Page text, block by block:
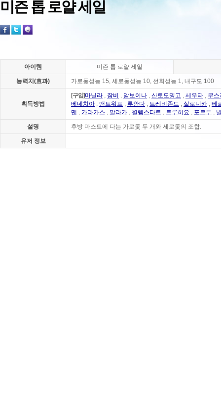
미즌 톱 로얄 세일
아이템 미즌 톱 로얄 세일
능력치(효과) 가로돛성능 15, 세로돛성능 10, 선회성능 1, 내구도 100
획득방법
[구입]마닐라 , 잠비 , 암보이나 , 산토도밍고 , 세우타 , 무스
베네치아 , 앤트워프 , 루안다 , 트레비존드 , 살로니카 , 베
맨 , 카라카스 , 말라카 , 윌렘스타트 , 트루히요 , 포르투 ,
설명 후방 마스트에 다는 가로돛 두 개와 세로돛의 조합.
유저 정보